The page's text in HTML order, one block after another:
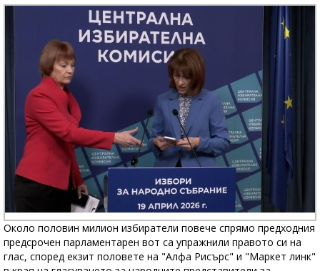
Около половин милион избиратели повече спрямо предходния
предсрочен парламентарен вот са упражнили правото си на
глас, според екзит половете на "Алфа Рисърс" и "Маркет линк"